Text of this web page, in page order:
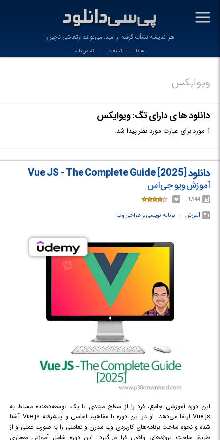
-
هر اندیشه نشأت گرفته‌ از امید، می‌تواند ارتعاشی ناچیز را
راهنما تبلیغات تماس با ما
ویوایکس
دانلود ها ی دارای تگ: ویوایکس
1 مورد برای عبارت مورد نظر پیدا شد.
دانلود Vue JS - The Complete Guide [2025]
آموزش ویو جی‌اس
1,944
آموزش ← ‏ برنامه نویسی و طراحی وب
این دوره آموزشی جامع، فرد را از سطح مبتدی تا یک توسعه‌دهنده مسلط به
Vue.js ارتقا می‌دهد. او در این دوره با مفاهیم اساسی و پیشرفته Vue.js آشنا
شده و نحوه ساخت برنامه‌های کاربردی وب مدرن و تعاملی را به صورت عملی و از
طریق ساخت پروژه‌های واقعی فرا می‌گیرد. این دوره شامل آموزش معماری